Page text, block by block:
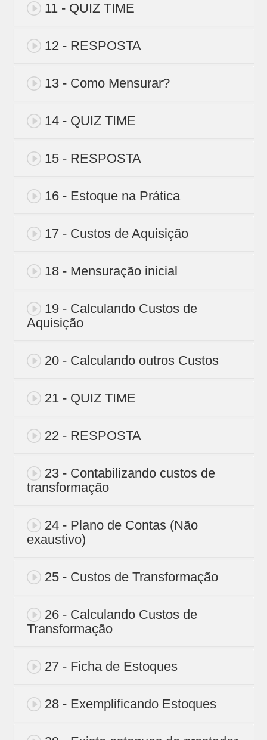
11 - QUIZ TIME
12 - RESPOSTA
13 - Como Mensurar?
14 - QUIZ TIME
15 - RESPOSTA
16 - Estoque na Prática
17 - Custos de Aquisição
18 - Mensuração inicial
19 - Calculando Custos de
Aquisição
20 - Calculando outros Custos
21 - QUIZ TIME
22 - RESPOSTA
23 - Contabilizando custos de
transformação
24 - Plano de Contas (Não
exaustivo)
25 - Custos de Transformação
26 - Calculando Custos de
Transformação
27 - Ficha de Estoques
28 - Exemplificando Estoques